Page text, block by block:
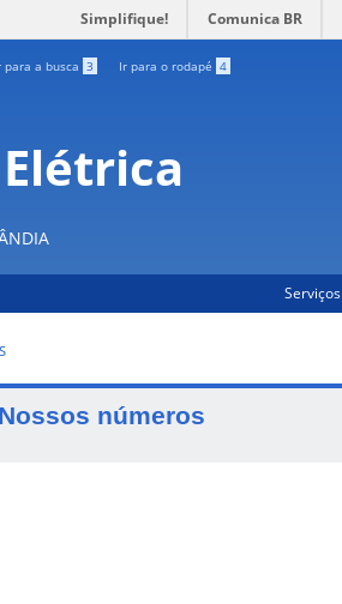
Simplifique! Comunica BR
para a busca 3 Ir para o rodapé 4
Serviços
Nossos números